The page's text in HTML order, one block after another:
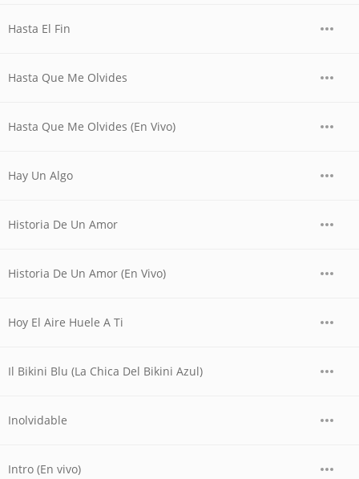
Hasta El Fin
Hasta Que Me Olvides
Hasta Que Me Olvides (En Vivo)
Hay Un Algo
Historia De Un Amor
Historia De Un Amor (En Vivo)
Hoy El Aire Huele A Ti
Il Bikini Blu (La Chica Del Bikini Azul)
Inolvidable
Intro (En vivo)